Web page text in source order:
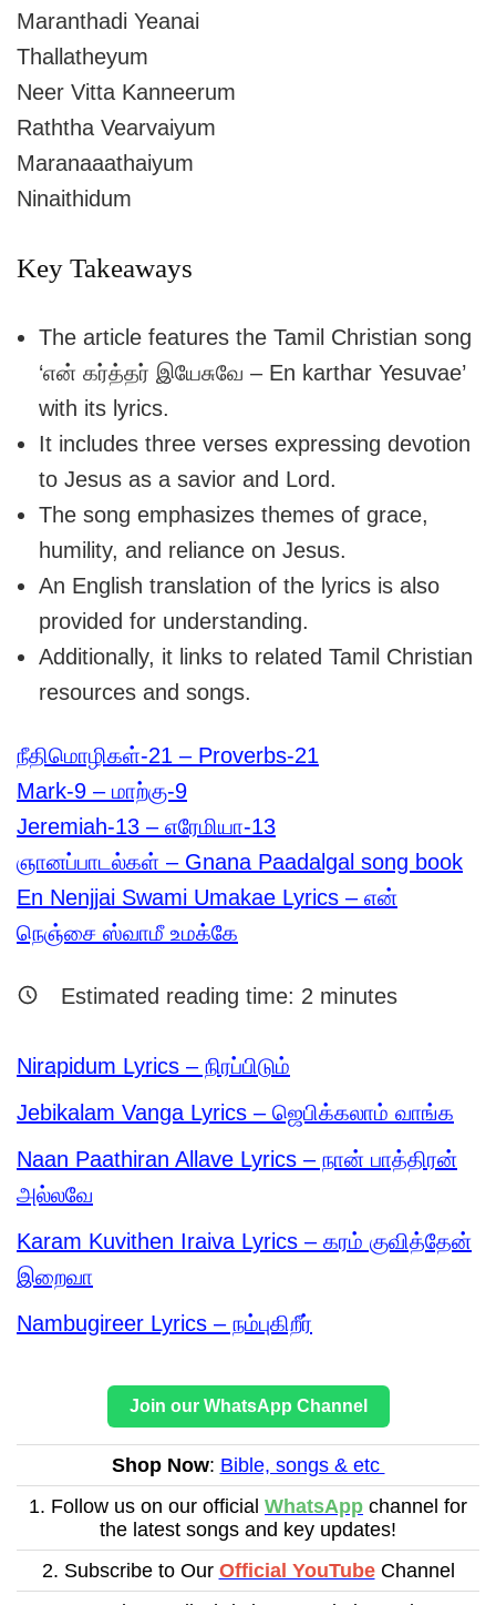
Maranthadi Yeanai
Thallatheyum
Neer Vitta Kanneerum
Raththa Vearvaiyum
Maranaaathaiyum
Ninaithidum
Key Takeaways
The article features the Tamil Christian song
‘என் கர்த்தர் இயேசுவே – En karthar Yesuvae’
with its lyrics.
It includes three verses expressing devotion
to Jesus as a savior and Lord.
The song emphasizes themes of grace,
humility, and reliance on Jesus.
An English translation of the lyrics is also
provided for understanding.
Additionally, it links to related Tamil Christian
resources and songs.
நீதிமொழிகள்-21 – Proverbs-21
Mark-9 – மாற்கு-9
Jeremiah-13 – எரேமியா-13
ஞானப்பாடல்கள் – Gnana Paadalgal song book
En Nenjjai Swami Umakae Lyrics – என்
நெஞ்சை ஸ்வாமீ உமக்கே
Estimated reading time: 2 minutes
Nirapidum Lyrics – நிரப்பிடும்
Jebikalam Vanga Lyrics – ஜெபிக்கலாம் வாங்க
Naan Paathiran Allave Lyrics – நான் பாத்திரன்
அல்லவே
Karam Kuvithen Iraiva Lyrics – கரம் குவித்தேன்
இறைவா
Nambugireer Lyrics – நம்புகிறீர்
Join our WhatsApp Channel
Shop Now: Bible, songs & etc
1. Follow us on our official WhatsApp channel for
the latest songs and key updates!
2. Subscribe to Our Official YouTubeChannel